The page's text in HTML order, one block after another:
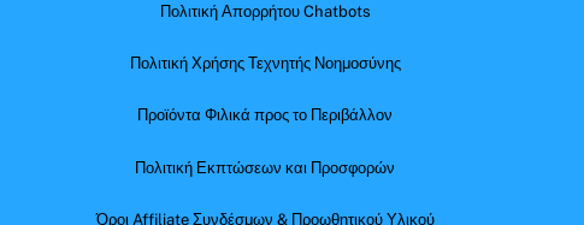
Πολιτική Απορρήτου Chatbots
Πολιτική Χρήσης Τεχνητής Νοημοσύνης
Προϊόντα Φιλικά προς το Περιβάλλον
Πολιτική Εκπτώσεων και Προσφορών
Όροι Affiliate Συνδέσμων & Προωθητικού Υλικού